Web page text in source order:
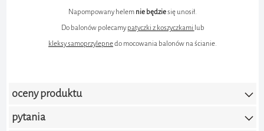
Napompowany helemnie będziesię unosił.
Do balonów polecamypatyczki z koszyczkami lub
kleksy samoprzylepnedo mocowania balonów na ścianie.
oceny produktu
pytania